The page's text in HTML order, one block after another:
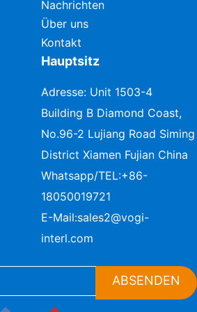
Nachrichten
Über uns
Kontakt
Hauptsitz
Adresse: Unit 1503-4
Building B Diamond Coast,
No.96-2 Lujiang Road Siming
District Xiamen Fujian China
Whatsapp/TEL:+86-
18050019721
E-Mail:sales2@vogi-
interl.com
ABSENDEN